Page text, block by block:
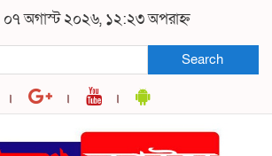
০৭ অগাস্ট ২০২৬, ১২:২৩ অপরাহ্ন
Search